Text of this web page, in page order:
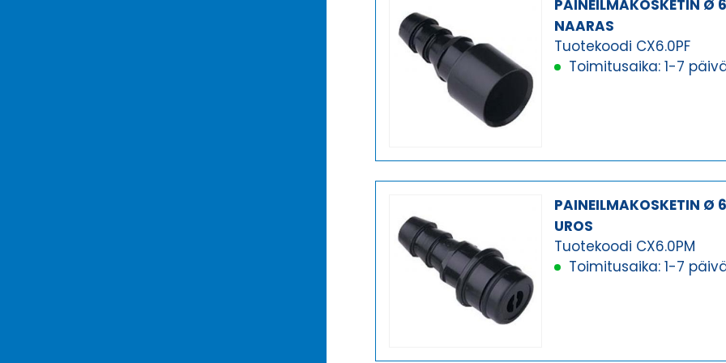
PAINEILMAKOSKETIN Ø
NAARAS
Tuotekoodi CX6.0PF
Toimitusaika: 1-7
PAINEILMAKOSKETIN Ø
UROS
Tuotekoodi CX6.0PM
Toimitusaika: 1-7